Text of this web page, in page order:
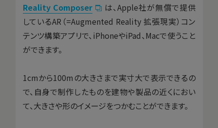
Reality Composer
は、Apple社が無償で提供
しているAR（=Augmented Reality 拡張現実）コン
テンツ構築アプリで、iPhoneやiPad、Macで使うこと
ができます。
1cmから100mの大きさまで実寸大で表示できるの
で、自身で制作したものを建物や製品の近くにおい
て、大きさや形のイメージをつかむことができます。